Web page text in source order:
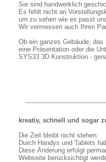
Sie sind handwerklich
Es fehlt nicht an
um zu sehen wie es passt
Wir vermessen auch Ihren
Ob ein ganzes Gebäude,
eine Präsentation oder die
SYS33 3D Konstruktion -
kreativ, schnell und sogar
Die Zeit bleibt nicht stehen.
Durch Handys und Tablets
Diese Änderung erfolgt
Webseite berücksichtigt